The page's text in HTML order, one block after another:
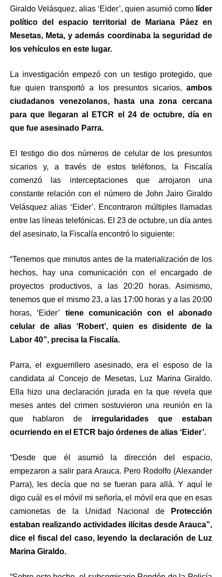
Giraldo Velásquez, alias ‘Eider’, quien asumió como líder
político del espacio territorial de Mariana Páez en
Mesetas, Meta, y además coordinaba la seguridad de
los vehículos en este lugar.
La investigación empezó con un testigo protegido, que
fue quien transportó a los presuntos sicarios, ambos
ciudadanos venezolanos, hasta una zona cercana
para que llegaran al ETCR el 24 de octubre, día en
que fue asesinado Parra.
El testigo dio dos números de celular de los presuntos
sicarios y, a través de estos teléfonos, la Fiscalía
comenzó las interceptaciones que arrojaron una
constante relación con el número de John Jairo Giraldo
Velásquez alias ‘Eider’. Encontraron múltiples llamadas
entre las líneas telefónicas. El 23 de octubre, un día antes
del asesinato, la Fiscalía encontró lo siguiente:
“Tenemos que minutos antes de la materialización de los
hechos, hay una comunicación con el encargado de
proyectos productivos, a las 20:20 horas. Asimismo,
tenemos que el mismo 23, a las 17:00 horas y a las 20:00
horas, ‘Eider’ tiene comunicación con el abonado
celular de alias ‘Robert’, quien es disidente de la
Labor 40”, precisa la Fiscalía.
Parra, el exguerrillero asesinado, era el esposo de la
candidata al Concejo de Mesetas, Luz Marina Giraldo.
Ella hizo una declaración jurada en la que revela que
meses antes del crimen sostuvieron una reunión en la
que hablaron de irregularidades que estaban
ocurriendo en el ETCR bajo órdenes de alias ‘Eider’.
“Desde que él asumió la dirección del espacio,
empezaron a salir para Arauca. Pero Rodolfo (Alexander
Parra), les decía que no se fueran para allá. Y aquí le
digo cuál es el móvil mi señoría, el móvil era que en esas
camionetas de la Unidad Nacional de Protección
estaban realizando actividades ilícitas desde Arauca”,
dice el fiscal del caso, leyendo la declaración de Luz
Marina Giraldo.